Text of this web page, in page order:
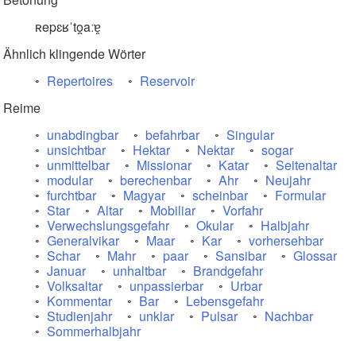
ʀepɛʁˈto̯aːɐ̯
Ähnlich klingende Wörter
Repertoires
Reservoir
Reime
unabdingbar
befahrbar
Singular
unsichtbar
Hektar Nektar
sogar
unmittelbar
Missionar Katar
Seitenaltar
modular
berechenbar Ahr
Neujahr
furchtbar
Magyar scheinbar
Formular
Star
Altar Mobiliar
Vorfahr
Verwechslungsgefahr
Okular
Halbjahr
Generalvikar
Maar Kar
vorhersehbar
Schar
Mahr paar Sansibar
Glossar
Januar
unhaltbar
Brandgefahr
Volksaltar
unpassierbar
Urbar
Kommentar
Bar
Lebensgefahr
Studienjahr
unklar Pulsar
Nachbar
Sommerhalbjahr